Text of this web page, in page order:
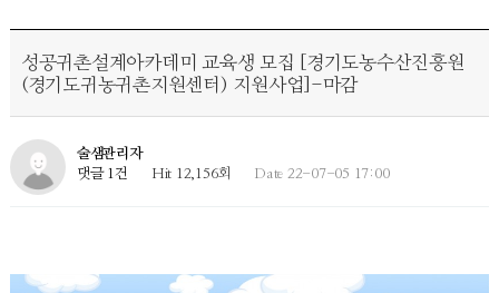
성공귀촌설계아카데미 교육생 모집 [경기도농수산진흥원
(경기도귀농귀촌지원센터) 지원사업]-마감
술샘관리자
댓글 1건
Hit 12,156회 Date 22-07-05 17:00